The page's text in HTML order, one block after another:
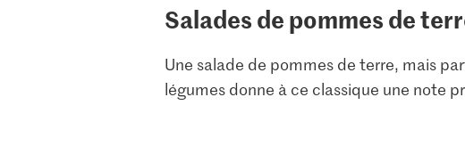
Salades de pommes de
Une salade de pommes de terre, mais
légumes donne à ce classique une note